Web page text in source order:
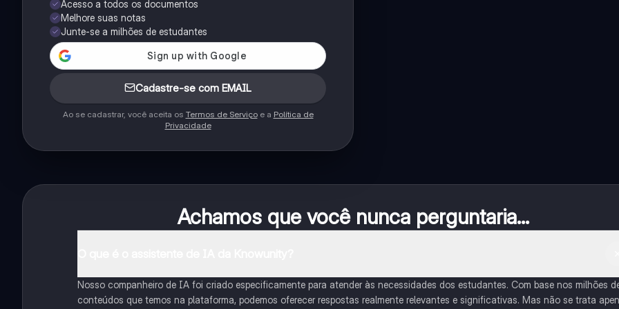
Acesso a todos os documentos
Melhore suas notas
Junte-se a milhões de estudantes
Cadastre-se com EMAIL
Ao se cadastrar, você aceita os Termos de Serviçoe a Política de
Privacidade
Achamos que você nunca perguntaria...
Nosso companheiro de IA foi criado especificamente para atender às necessidades dos estudantes. Com base nos milhões
conteúdos que temos na plataforma, podemos oferecer respostas realmente relevantes e significativas. Mas não se trata